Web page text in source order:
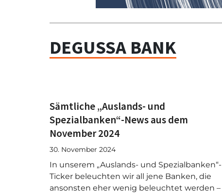
DEGUSSA BANK
Sämtliche „Auslands- und
Spezialbanken“-News aus dem
November 2024
30. November 2024
In unserem „Auslands- und Spezialbanken“-
Ticker beleuchten wir all jene Banken, die
ansonsten eher wenig beleuchtet werden –